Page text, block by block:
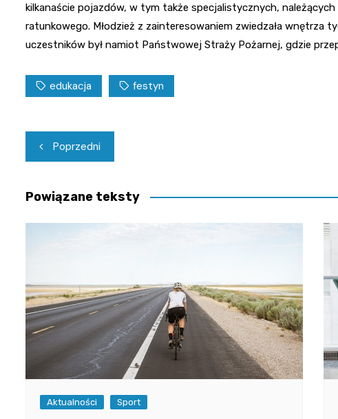
kilkanaście pojazdów, w tym także specjalistycznych,
ratunkowego. Młodzież z zainteresowaniem zwiedzała wnętrza
uczestników był namiot Państwowej Straży Pożarnej, gdzie
edukacja festyn
Nawigacja
wpisu
Poprzedni
Powiązane teksty
Aktualności Sport